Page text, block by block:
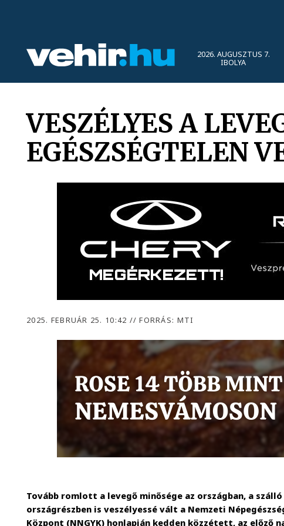
2026. AUGUSZTUS 7.
IBOLYA
VESZÉLYES A
EGÉSZSÉGTELEN
2025. FEBRUÁR 25. 10:42 // FORRÁS: MTI
Tovább romlott a levegő minősége az országban, a
országrészben is veszélyessé vált a Nemzeti
Központ (NNGYK) honlapján kedden közzétett, az előző